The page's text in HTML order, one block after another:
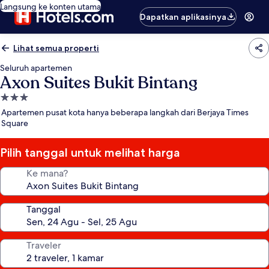
Langsung ke konten utama
Dapatkan aplikasinya
Lihat semua properti
Seluruh apartemen
Axon Suites Bukit Bintang
Properti
bintang
3.0
Apartemen pusat kota hanya beberapa langkah dari Berjaya Times
Square
Pilih tanggal untuk melihat harga
Ke mana?
Tanggal
Traveler